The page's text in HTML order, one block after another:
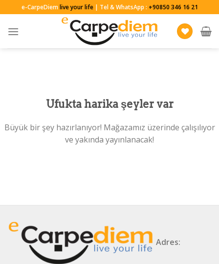
to
content
e-CarpeDiemlive your life| Tel & WhatsApp : +90850 346 16 21
Ufukta harika şeyler var
Büyük bir şey hazırlanıyor! Mağazamız üzerinde çalışılıyor
ve yakında yayınlanacak!
Adres: